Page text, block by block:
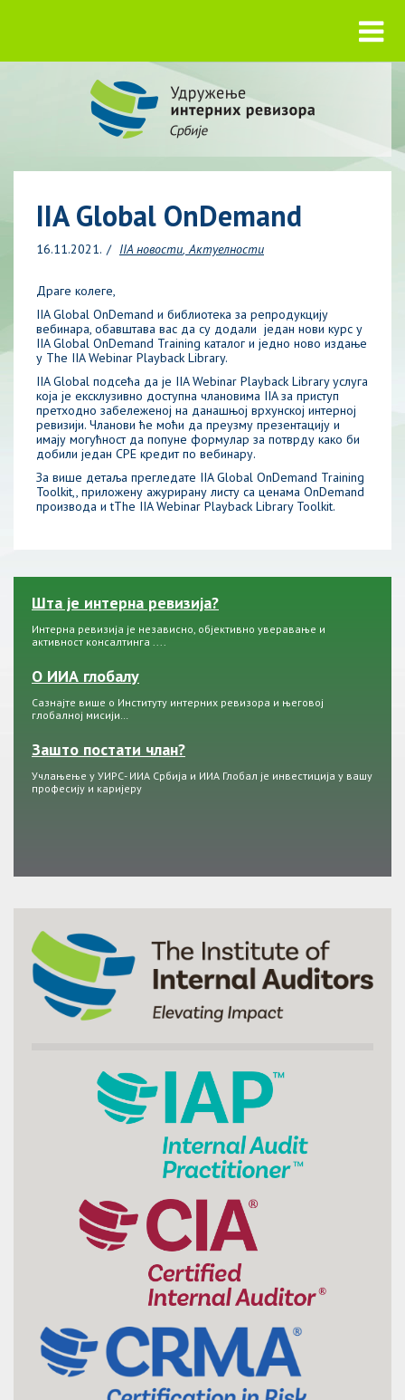
IIA Global OnDemand
16.11.2021. IIA новости Актуелности
Драге колеге,
IIA Global OnDemand и библиотека за репродукцију
вебинара, обавштава вас да су додали један нови курс у
IIA Global OnDemand Training каталог и једно ново издање
у The IIA Webinar Playback Library.
IIA Global подсећа да је IIA Webinar Playback Library услуга
која је ексклузивно доступна члановима IIA за приступ
претходно забележеној на данашњој врхунској интерној
ревизији. Чланови ће моћи да преузму презентацију и
имају могућност да попуне формулар за потврду како би
добили један CPE кредит по вебинару.
За више детаља прегледате IIA Global OnDemand Training
Toolkit,, приложену ажурирану листу са ценама OnDemand
производа и tThe IIA Webinar Playback Library Toolkit.
Шта је интерна ревизија?
Интерна ревизија је независно, објективно уверавање и
активност консалтинга ....
О ИИА глобалу
Сазнајте више о Институту интерних ревизора и његовој
глобалној мисији…
Зашто постати члан?
Учлањење у УИРС- ИИА Србија и ИИА Глобал је инвестиција у вашу
професију и каријеру